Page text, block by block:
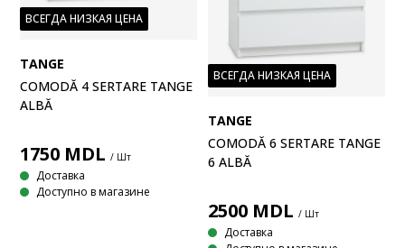
ВСЕГДА НИЗКАЯ ЦЕНА
TANGE
COMODĂ 4 SERTARE TANGE
ALBĂ
1750 MDL / Шт
Доставка
Доступно в магазине
ВСЕГДА НИЗКАЯ ЦЕНА
TANGE
COMODĂ 6 SERTARE TANGE
6 ALBĂ
2500 MDL / Шт
Доставка